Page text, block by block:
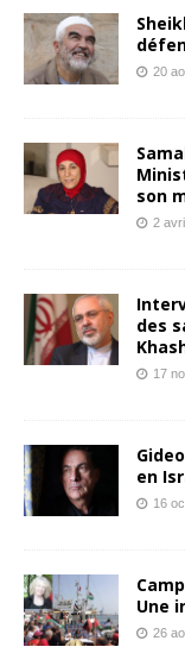
20
son
2
des
17
en
16
Une
26